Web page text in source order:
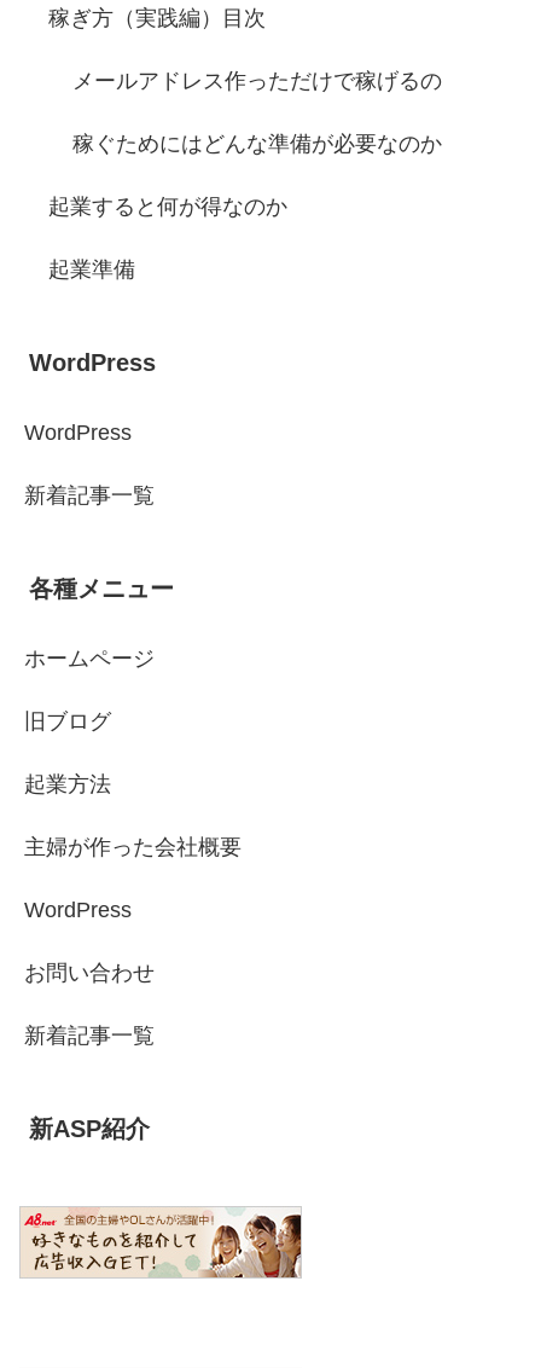
稼ぎ方（実践編）目次
メールアドレス作っただけで稼げるの
稼ぐためにはどんな準備が必要なのか
起業すると何が得なのか
起業準備
WordPress
WordPress
新着記事一覧
各種メニュー
ホームページ
旧ブログ
起業方法
主婦が作った会社概要
WordPress
お問い合わせ
新着記事一覧
新ASP紹介